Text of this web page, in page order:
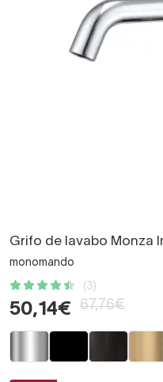
Grifo de lavabo Monza
monomando
(3)
50,14€ 67,76€